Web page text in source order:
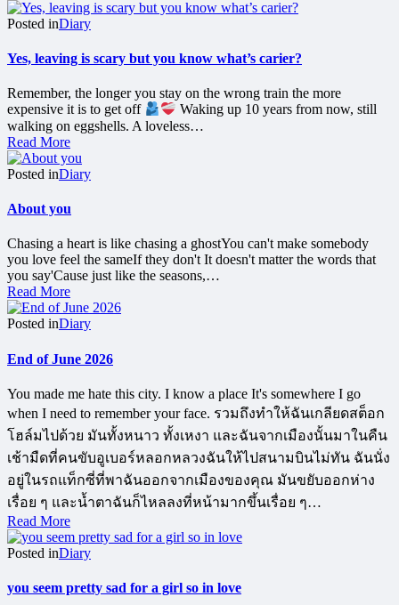
Posted inDiary
Yes, leaving is scary but you know what’s carier?
Remember, the longer you stay on the wrong train the more
expensive it is to get off
Waking up 10 years from now, still
walking on eggshells. A loveless…
Read More
Posted inDiary
About you
Chasing a heart is like chasing a ghostYou can't make somebody
you love feel the sameIf they don't It doesn't matter the words that
you say'Cause just like the seasons,…
Read More
Posted inDiary
End of June 2026
You made me hate this city. I know a place It's somewhere I go
when I need to remember your face. รวมถึงทำให้ฉันเกลียดสต็อก
โฮล์มไปด้วย มันทั้งหนาว ทั้งเหงา และฉันจากเมืองนั้นมาในคืน
เช้ามืดที่คนขับอูเบอร์หลอกหลวงฉันให้ไปสนามบินไม่ทัน ฉันนั่ง
อยู่ในรถแท็กซี่ที่พาฉันออกจากเมืองของคุณ มันขยับออกห่าง
เรื่อย ๆ และน้ำตาฉันก็ไหลลงที่หน้ามากขึ้นเรื่อย ๆ…
Read More
Posted inDiary
you seem pretty sad for a girl so in love